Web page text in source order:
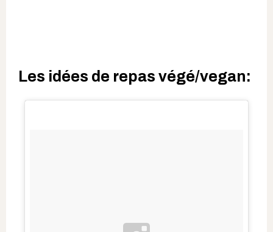
Les idées de repas végé/vegan: